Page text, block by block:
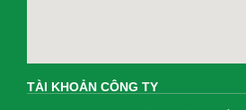
TÀI KHOẢN CÔNG TY